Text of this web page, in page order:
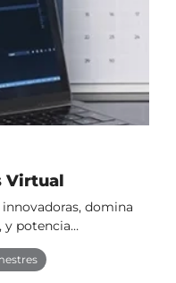
Virtual
domina
y potencia…